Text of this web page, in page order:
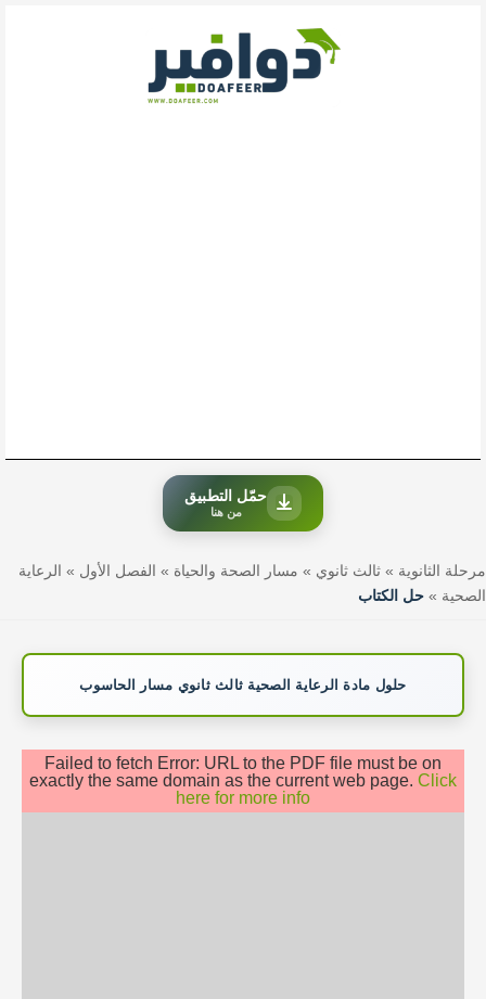
حمّل التطبيق
من هنا
مرحلة الثانوية » ثالث ثانوي » مسار الصحة والحياة » الفصل الأول » الرعاية
الصحية » حل الكتاب
حلول مادة الرعاية الصحية ثالث ثانوي مسار الحاسوب
Failed to fetch Error: URL to the PDF file must be on
exactly the same domain as the current web page. Click
here for more info